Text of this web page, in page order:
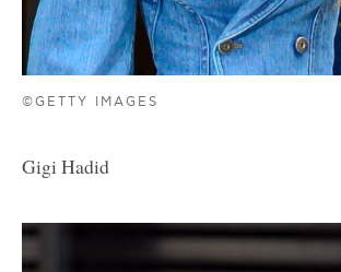
©GETTY IMAGES
Gigi Hadid